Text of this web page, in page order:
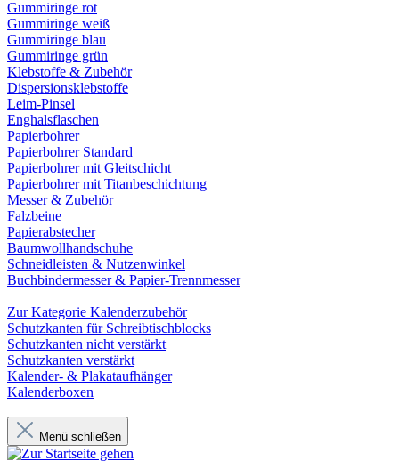
Gummiringe rot
Gummiringe weiß
Gummiringe blau
Gummiringe grün
Klebstoffe & Zubehör
Dispersionsklebstoffe
Leim-Pinsel
Enghalsflaschen
Papierbohrer
Papierbohrer Standard
Papierbohrer mit Gleitschicht
Papierbohrer mit Titanbeschichtung
Messer & Zubehör
Falzbeine
Papierabstecher
Baumwollhandschuhe
Schneidleisten & Nutzenwinkel
Buchbindermesser & Papier-Trennmesser
Zur Kategorie Kalenderzubehör
Schutzkanten für Schreibtischblocks
Schutzkanten nicht verstärkt
Schutzkanten verstärkt
Kalender- & Plakataufhänger
Kalenderboxen
Menü schließen